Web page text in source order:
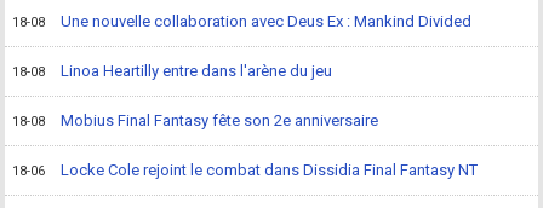
18-08 Une nouvelle collaboration avec Deus Ex : Mankind Divided
18-08 Linoa Heartilly entre dans l'arène du jeu
18-08 Mobius Final Fantasy fête son 2e anniversaire
18-06 Locke Cole rejoint le combat dans Dissidia Final Fantasy NT